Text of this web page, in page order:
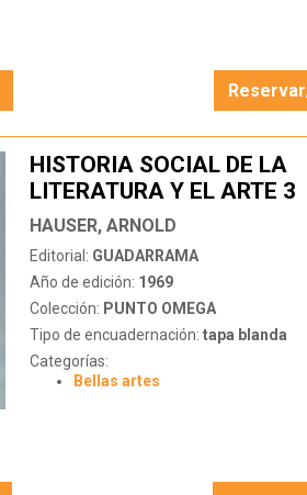
HISTORIA SOCIAL DE LA
LITERATURA Y EL ARTE 3
HAUSER, ARNOLD
Editorial: GUADARRAMA
Año de edición: 1969
Colección: PUNTO OMEGA
Tipo de encuadernación: tapa blanda
Categorías:
Bellas artes